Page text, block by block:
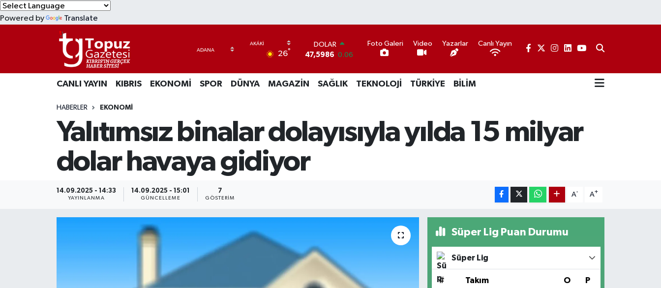
Powered by Translate
26°
EURO
55,0700
0.1
64,2438 0.21
GRAM ALTIN
BITCOIN
64.602,05
0.69
DOLAR
47,5986
Foto Galeri Video Yazarlar Canlı Yayın
CANLI YAYIN KIBRIS EKONOMİ SPOR DÜNYA MAGAZİN SAĞLIK TEKNOLOJİ TÜRKİYE BİLİM
HABERLER EKONOMİ
Yalıtımsız binalar dolayısıyla yılda 15 milyar
dolar havaya gidiyor
14.09.2025 - 14:33
YAYINLANMA
14.09.2025 - 15:01
GÜNCELLEME
7
GÖSTERIM
A- A+
Süper Lig Puan Durumu
Süper Lig
# Takım O P
EKONOMİ
MAGAZİN
TEKNOLOJİ
Lefkoşa Nöbetçi Eczaneler
Lefkoşa Hava Durumu
Lefkoşa Trafik Yoğunluk Haritası
Süper Lig Puan Durumu ve Fikstür
Tüm Manşetler
Son Dakika Haberleri
Haber Arşivi